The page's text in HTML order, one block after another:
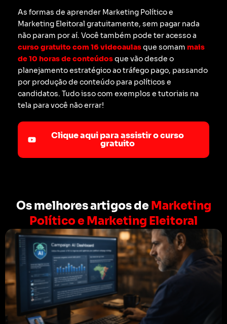
As formas de aprender Marketing Político e
Marketing Eleitoral gratuitamente, sem pagar nada
não param por aí. Você também pode ter acesso a
curso gratuito com 16 videoaulasque somam mais
de 10 horas de conteúdosque vão desde o
planejamento estratégico ao tráfego pago, passando
por produção de conteúdo para políticos e
candidatos. Tudo isso com exemplos e tutoriais na
tela para você não errar!
Clique aqui para assistir o curso
gratuito
Os melhores artigos de Marketing
Político e Marketing Eleitoral